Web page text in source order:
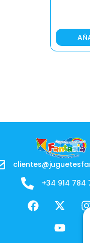
+34 914 784
F
a
X
-
t
w
I
Y
o
u
t